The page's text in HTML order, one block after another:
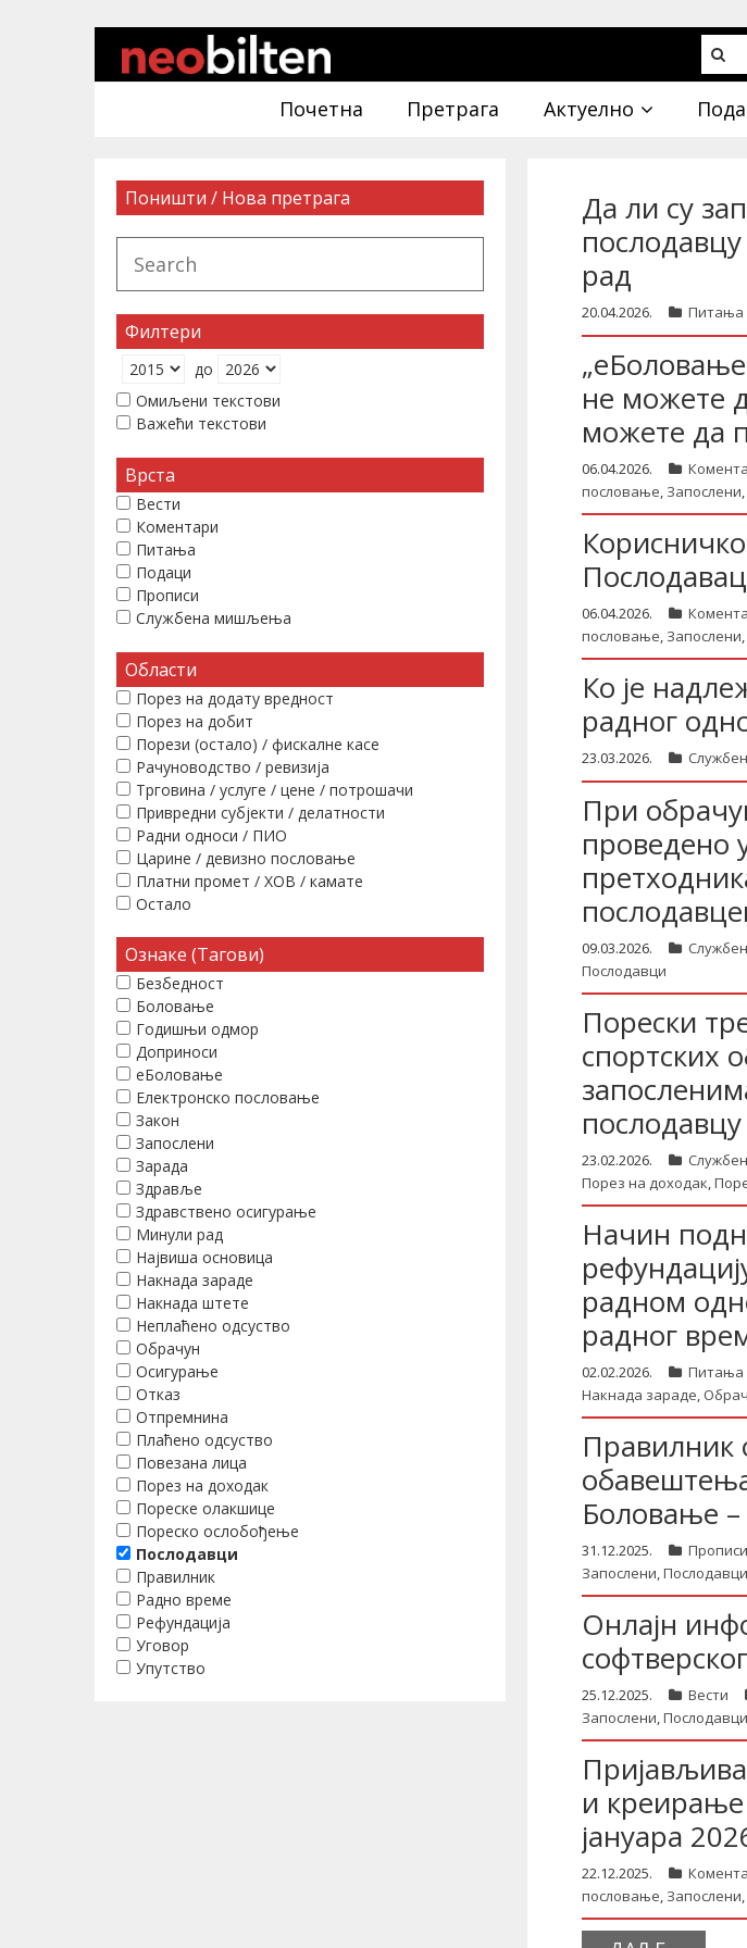
Почетна Претрага Актуелно
Да ли су
рад
20.04.2026. Питања
не можете
можете да
06.04.2026.
пословање, Запослени,
06.04.2026.
пословање, Запослени,
Ко је
радног
23.03.2026.
При
проведено
09.03.2026.
Послодавци
Порески
спортских
23.02.2026.
Порез на доходак,
Начин
радном
радног
02.02.2026. Питања
Накнада зараде,
Правилник
Боловање
31.12.2025. Прописи
Запослени,Послодавци
Онлајн
25.12.2025. Вести
Запослени,Послодавци
и
јануара
22.12.2025.
пословање, Запослени,
Поништи / Нова претрага
Филтери
до
Омиљени текстови
Важећи текстови
Врста
Вести
Коментари
Питања
Подаци
Прописи
Службена мишљења
Области
Порез на додату вредност
Порез на добит
Порези (остало) / фискалне касе
Рачуноводство / ревизија
Трговина / услуге / цене / потрошачи
Привредни субјекти / делатности
Радни односи / ПИО
Царине / девизно пословање
Платни промет / ХОВ / камате
Остало
Ознаке (Тагови)
Безбедност
Боловање
Годишњи одмор
Доприноси
еБоловање
Електронско пословање
Закон
Запослени
Зарада
Здравље
Здравствено осигурање
Минули рад
Највиша основица
Накнада зараде
Накнада штете
Неплаћено одсуство
Обрачун
Осигурање
Отказ
Отпремнина
Плаћено одсуство
Повезана лица
Порез на доходак
Пореске олакшице
Пореско ослобођење
Послодавци
Правилник
Радно време
Рефундација
Уговор
Упутство